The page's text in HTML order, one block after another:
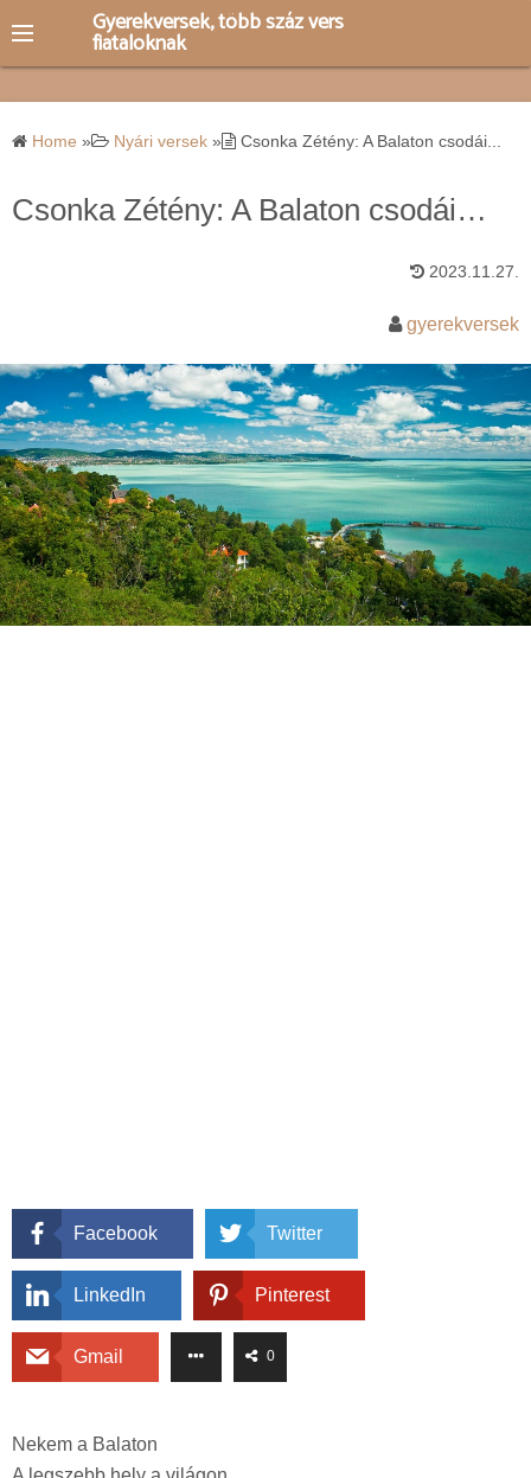
i
p
Gyerekversek, több száz vers
fiataloknak
Home » Nyári versek » Csonka Zétény: A Balaton csodái...
Csonka Zétény: A Balaton csodái…
2023.11.27.
gyerekversek
Facebook Twitter
LinkedIn Pinterest
Gmail 0
Nekem a Balaton